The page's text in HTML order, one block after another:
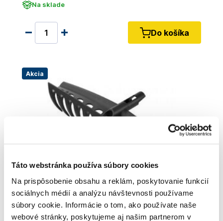
Táto webstránka používa súbory cookies
Na prispôsobenie obsahu a reklám, poskytovanie funkcií
sociálnych médií a analýzu návštevnosti používame
súbory cookie. Informácie o tom, ako používate naše
webové stránky, poskytujeme aj našim partnerom v
Na sklade
Do košíka
Akcia